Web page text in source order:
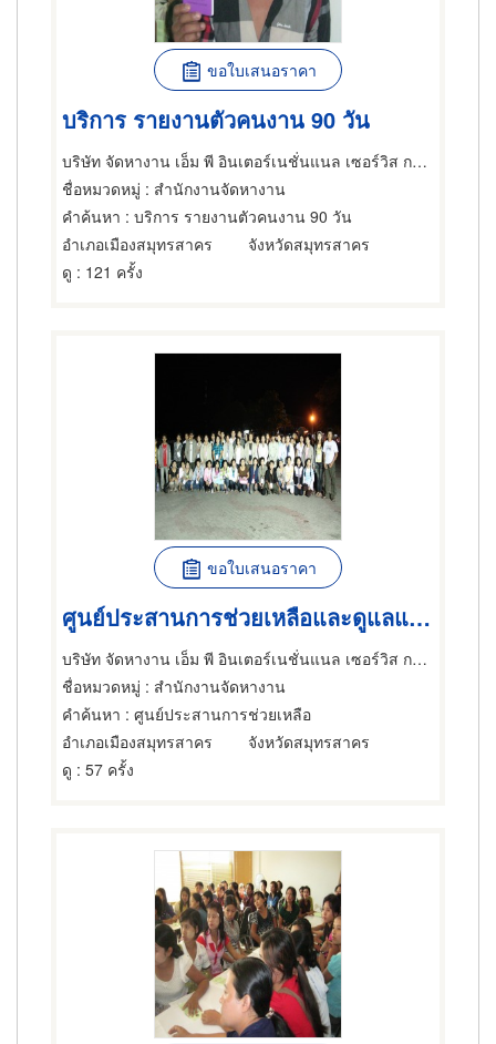
ขอใบเสนอราคา
บริการ รายงานตัวคนงาน 90 วัน
บริษัท จัดหางาน เอ็ม พี อินเตอร์เนชั่นแนล เซอร์วิส กรุ๊ป จำกัด
ชื่อหมวดหมู่ : สำนักงานจัดหางาน
คำค้นหา : บริการ รายงานตัวคนงาน 90 วัน
อำเภอเมืองสมุทรสาคร
จังหวัดสมุทรสาคร
ดู : 121 ครั้ง
ขอใบเสนอราคา
ศูนย์ประสานการช่วยเหลือและดูแลแรงงานเข้าเมืองแบบถูกกฎหมาย
บริษัท จัดหางาน เอ็ม พี อินเตอร์เนชั่นแนล เซอร์วิส กรุ๊ป จำกัด
ชื่อหมวดหมู่ : สำนักงานจัดหางาน
คำค้นหา : ศูนย์ประสานการช่วยเหลือ
อำเภอเมืองสมุทรสาคร
จังหวัดสมุทรสาคร
ดู : 57 ครั้ง